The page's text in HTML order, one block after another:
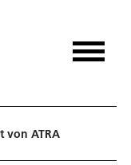
von ATRA